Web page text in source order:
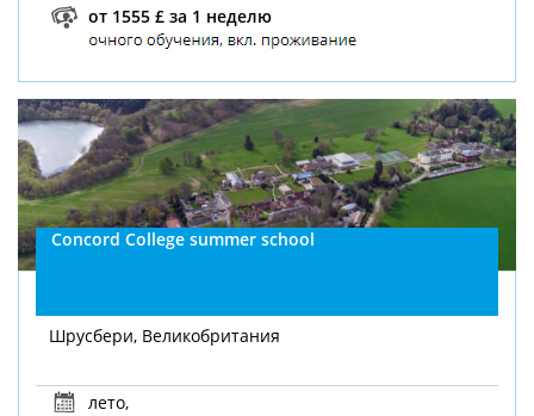
от 1555 £ за 1 неделю
Concord College summer school
Шрусбери, Великобритания
лето,